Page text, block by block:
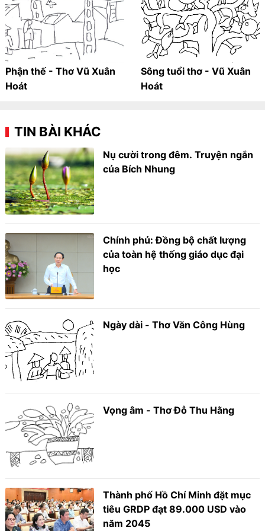
Phận thế - Thơ Vũ Xuân
Hoát
Sông tuổi thơ - Vũ Xuân
Hoát
TIN BÀI KHÁC
Nụ cười trong đêm. Truyện ngắn
của Bích Nhung
Chính phủ: Đồng bộ chất lượng
của toàn hệ thống giáo dục đại
học
Ngày dài - Thơ Văn Công Hùng
Vọng âm - Thơ Đỗ Thu Hằng
Thành phố Hồ Chí Minh đặt mục
tiêu GRDP đạt 89.000 USD vào
năm 2045